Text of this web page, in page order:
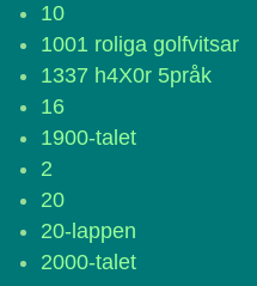
10
1001 roliga golfvitsar
1337 h4X0r 5pråk
16
1900-talet
2
20
20-lappen
2000-talet